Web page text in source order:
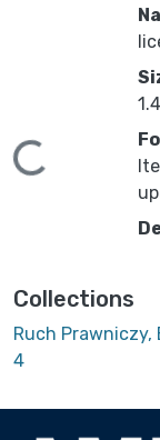
Collections
Ruch Prawniczy,
4